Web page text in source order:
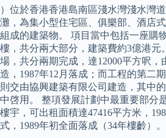
）位於香港香港島南區淺水灣淺水灣
灘，為集小型住宅區、俱樂部、酒店
組成的建築物。 項目當中包括一座購
樓，共分兩大部分，建築費約3億港元
場，共分兩期完成，達12000平方呎，
造，1987年12月落成；而工程的第二
則交由協興建築有限公司建造，其中
中啓用。 整項發展計劃中最重要部分
樓宇，可出租面積達47416平方米，
式，1989年初全面落成（34年樓齡）。